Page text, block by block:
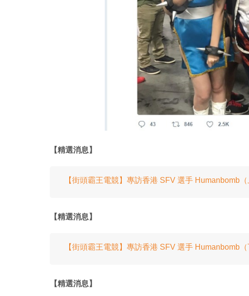
【精選消息】
【街頭霸王電競】專訪香港 SFV 選手 Humanbomb
【精選消息】
【街頭霸王電競】專訪香港 SFV 選手 Humanbomb
【精選消息】